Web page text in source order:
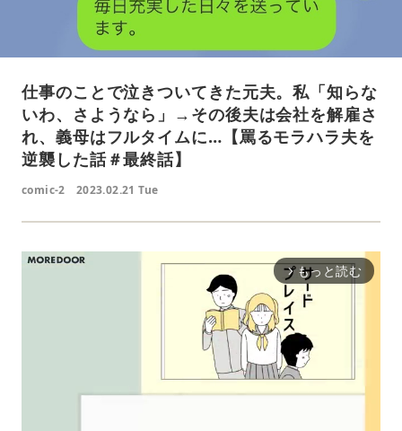
仕事のことで泣きついてきた元夫。私「知らな
いわ、さようなら」→その後夫は会社を解雇さ
れ、義母はフルタイムに…【罵るモラハラ夫を
逆襲した話＃最終話】
comic-2 2023.02.21 Tue
arrow_forward_ios もっと読む